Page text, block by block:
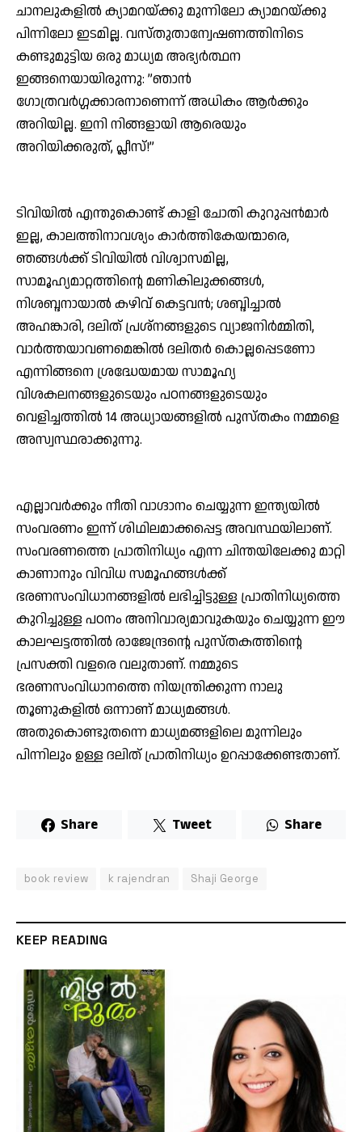
ചാനലുകളില്‍ ക്യാമറയ്ക്കു മുന്നിലോ ക്യാമറയ്ക്കു
പിന്നിലോ ഇടമില്ല. വസ്തുതാന്വേഷണത്തിനിടെ
കണ്ടുമുട്ടിയ ഒരു മാധ്യമ അഭ്യര്‍ത്ഥന
ഇങ്ങനെയായിരുന്നു: ”ഞാന്‍
ഗോത്രവര്‍ഗ്ഗക്കാരനാണെന്ന് അധികം ആര്‍ക്കും
അറിയില്ല. ഇനി നിങ്ങളായി ആരെയും
അറിയിക്കരുത്, പ്ലീസ്!”
ടിവിയില്‍ എന്തുകൊണ്ട് കാളി ചോതി കുറുപ്പന്‍മാര്‍
ഇല്ല, കാലത്തിനാവശ്യം കാര്‍ത്തികേയന്മാരെ,
ഞങ്ങള്‍ക്ക് ടിവിയില്‍ വിശ്വാസമില്ല,
സാമൂഹ്യമാറ്റത്തിന്റെ മണികിലുക്കങ്ങള്‍,
നിശബ്ദനായാല്‍ കഴിവ് കെട്ടവന്‍; ശബ്ദിച്ചാല്‍
അഹങ്കാരി, ദലിത് പ്രശ്നങ്ങളുടെ വ്യാജനിര്‍മ്മിതി,
വാര്‍ത്തയാവണമെങ്കില്‍ ദലിതര്‍ കൊല്ലപ്പെടണോ
എന്നിങ്ങനെ ശ്രദ്ധേയമായ സാമൂഹ്യ
വിശകലനങ്ങളുടെയും പഠനങ്ങളുടെയും
വെളിച്ചത്തില്‍ 14 അധ്യായങ്ങളില്‍ പുസ്തകം നമ്മളെ
അസ്വസ്ഥരാക്കുന്നു.
എല്ലാവര്‍ക്കും നീതി വാഗ്ദാനം ചെയ്യുന്ന ഇന്ത്യയില്‍
സംവരണം ഇന്ന് ശിഥിലമാക്കപ്പെട്ട അവസ്ഥയിലാണ്.
സംവരണത്തെ പ്രാതിനിധ്യം എന്ന ചിന്തയിലേക്കു മാറ്റി
കാണാനും വിവിധ സമൂഹങ്ങള്‍ക്ക്
ഭരണസംവിധാനങ്ങളില്‍ ലഭിച്ചിട്ടുള്ള പ്രാതിനിധ്യത്തെ
കുറിച്ചുള്ള പഠനം അനിവാര്യമാവുകയും ചെയ്യുന്ന ഈ
കാലഘട്ടത്തില്‍ രാജേന്ദ്രന്റെ പുസ്തകത്തിന്റെ
പ്രസക്തി വളരെ വലുതാണ്. നമ്മുടെ
ഭരണസംവിധാനത്തെ നിയന്ത്രിക്കുന്ന നാലു
തൂണുകളില്‍ ഒന്നാണ് മാധ്യമങ്ങള്‍.
അതുകൊണ്ടുതന്നെ മാധ്യമങ്ങളിലെ മുന്നിലും
പിന്നിലും ഉള്ള ദലിത് പ്രാതിനിധ്യം ഉറപ്പാക്കേണ്ടതാണ്.
Share Tweet Share
book review k rajendran Shaji George
KEEP READING